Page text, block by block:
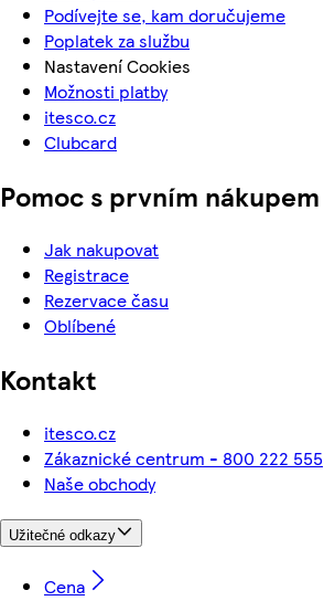
Podívejte se, kam doručujeme
Poplatek za službu
Nastavení Cookies
Možnosti platby
itesco.cz
Clubcard
Pomoc s prvním nákupem
Jak nakupovat
Registrace
Rezervace času
Oblíbené
Kontakt
itesco.cz
Zákaznické centrum - 800 222 555
Naše obchody
Užitečné odkazy
Cena